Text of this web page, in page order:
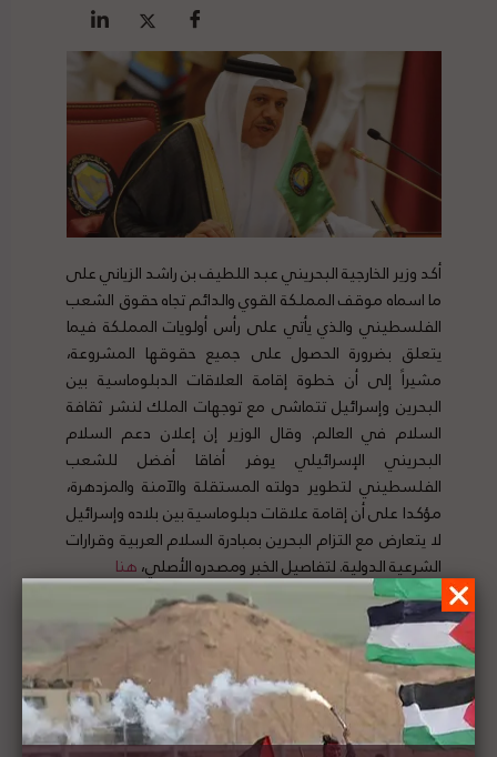
أكد وزير الخارجية البحريني عبد اللطيف بن راشد الزياني على
ما اسماه موقف المملكة القوي والدائم تجاه حقوق الشعب
الفلسطيني والذي يأتي على رأس أولويات المملكة فيما
يتعلق بضرورة الحصول على جميع حقوقها المشروعة،
مشيراً إلى أن خطوة إقامة العلاقات الدبلوماسية بين
البحرين وإسرائيل تتماشى مع توجهات الملك لنشر ثقافة
السلام في العالم. وقال الوزير إن إعلان دعم السلام
البحريني الإسرائيلي يوفر أفاقا أفضل للشعب
الفلسطيني لتطوير دولته المستقلة والآمنة والمزدهرة،
مؤكدا على أن إقامة علاقات دبلوماسية بين بلاده وإسرائيل
لا يتعارض مع التزام البحرين بمبادرة السلام العربية وقرارات
الشرعية الدولية. لتفاصيل الخبر ومصدره الأصلي،هنا
الولايات المتحدة تؤكد للإمارات أنها لن تدعم الضم
الإسرائيلي قبل عام 2024